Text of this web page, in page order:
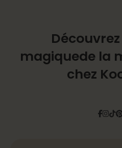
magiquede la
chez